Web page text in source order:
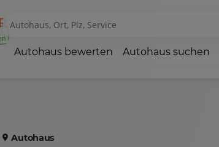
Autohaus bewerten Autohaus suchen
Autohaus